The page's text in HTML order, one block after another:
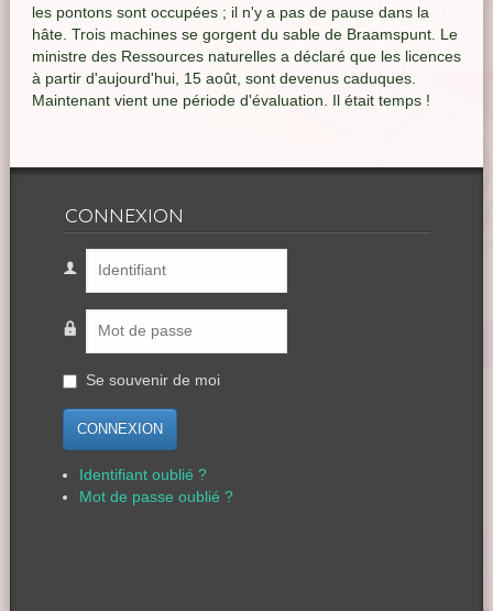
les pontons sont occupées ; il n'y a pas de pause dans la
hâte. Trois machines se gorgent du sable de Braamspunt. Le
ministre des Ressources naturelles a déclaré que les licences
à partir d'aujourd'hui, 15 août, sont devenus caduques.
Maintenant vient une période d'évaluation. Il était temps !
CONNEXION
Se souvenir de moi
CONNEXION
Identifiant oublié ?
Mot de passe oublié ?